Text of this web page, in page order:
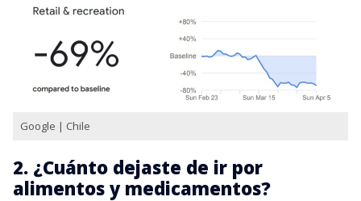
Google | Chile
2. ¿Cuánto dejaste de ir por
alimentos y medicamentos?